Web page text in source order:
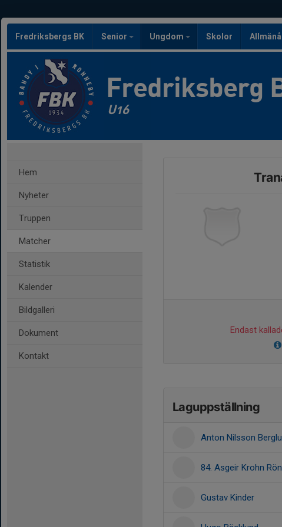
Fredriksbergs BK Senior Ungdom Skolor
Fredriksberg
U16
Hem
Nyheter
Truppen
Matcher
Statistik
Kalender
Bildgalleri
Dokument
Kontakt
Endast
Laguppställning
Anton Nilsson
84. Asgeir Krohn
Gustav Kinder